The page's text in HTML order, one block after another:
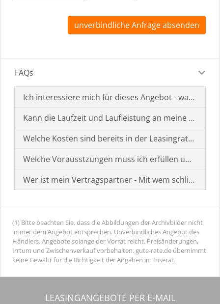
unverbindliche Anfrage absenden
FAQs
Ich interessiere mich für dieses Angebot - was muss
Kann die Laufzeit und Laufleistung an meine
Welche Kosten sind bereits in der Leasingrate
Welche Vorausstzungen muss ich erfüllen um einen
Wer ist mein Vertragspartner - Mit wem schließe ich
(1) Bitte beachten Sie, dass die Abbildungen der Archivbilder nicht
immer dem Angebot entsprechen. Unverbindliches Angebot des
Händlers. Angebote solange der Vorrat reicht. Preisänderungen,
Irrtum und Zwischenverkauf vorbehalten. gute-rate.de übernimmt
keine Gewähr für die Richtigkeit der Angaben im Inserat.
LEASINGANGEBOTE PER E-MAIL